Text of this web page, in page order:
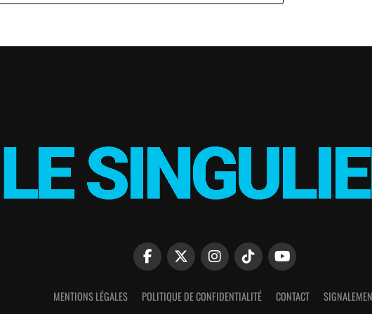
MENTIONS LÉGALES POLITIQUE DE CONFIDENTIALITÉ CONTACT